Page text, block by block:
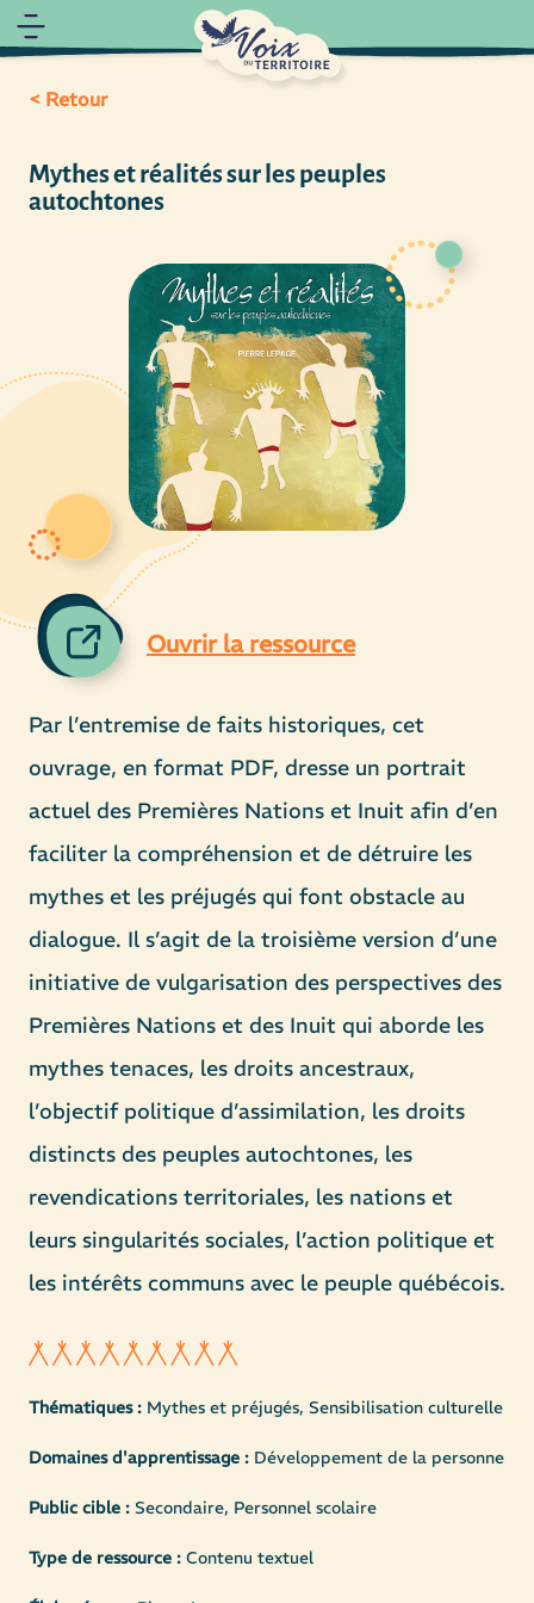
< Retour
Mythes et réalités sur les peuples
autochtones
Ouvrir la ressource
Par l’entremise de faits historiques, cet
ouvrage, en format PDF, dresse un portrait
actuel des Premières Nations et Inuit afin d’en
faciliter la compréhension et de détruire les
mythes et les préjugés qui font obstacle au
dialogue. Il s’agit de la troisième version d’une
initiative de vulgarisation des perspectives des
Premières Nations et des Inuit qui aborde les
mythes tenaces, les droits ancestraux,
l’objectif politique d’assimilation, les droits
distincts des peuples autochtones, les
revendications territoriales, les nations et
leurs singularités sociales, l’action politique et
les intérêts communs avec le peuple québécois.
Thématiques : Mythes et préjugés, Sensibilisation culturelle
Domaines d'apprentissage : Développement de la personne
Public cible : Secondaire, Personnel scolaire
Type de ressource : Contenu textuel